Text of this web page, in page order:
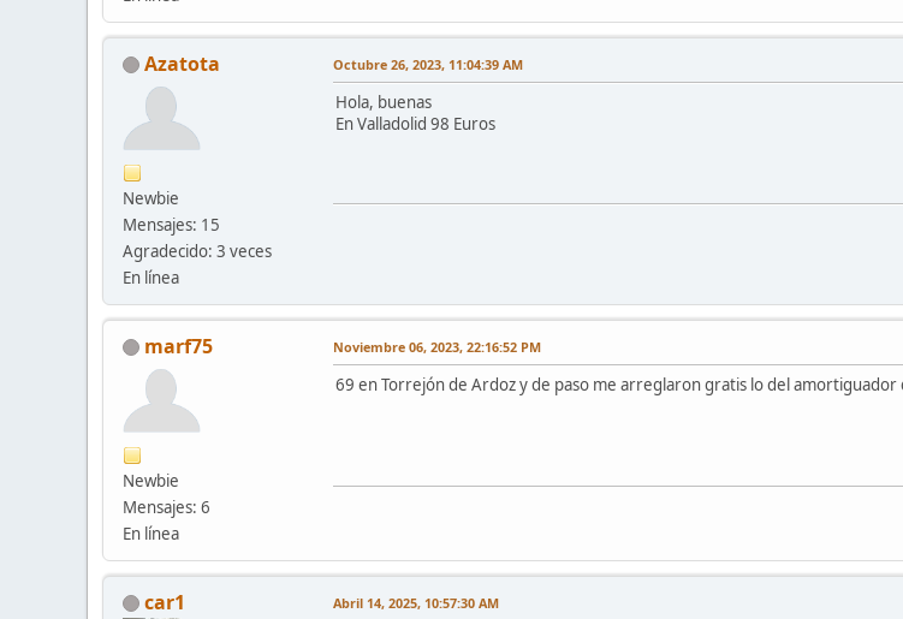
Azatota
Newbie
Mensajes: 15
Agradecido: 3 veces
En línea
Octubre 26, 2023, 11:04:39 AM
Hola, buenas
En Valladolid 98 Euros
marf75
Newbie
Mensajes: 6
En línea
Noviembre 06, 2023, 22:16:52 PM
69 en Torrejón de Ardoz y de paso me arreglaron gratis lo del amortiguador
car1 Abril 14, 2025, 10:57:30 AM